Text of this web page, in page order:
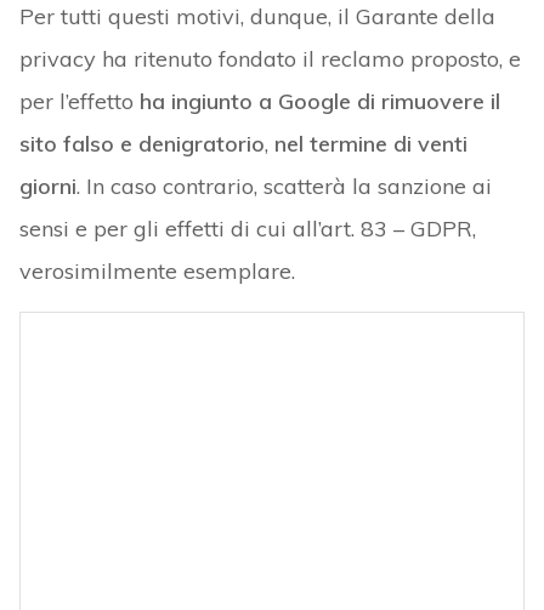
Per tutti questi motivi, dunque, il Garante della
privacy ha ritenuto fondato il reclamo proposto, e
per l’effetto ha ingiunto a Google di rimuovere il
sito falso e denigratorio, nel termine di venti
giorni. In caso contrario, scatterà la sanzione ai
sensi e per gli effetti di cui all’art. 83 – GDPR,
verosimilmente esemplare.